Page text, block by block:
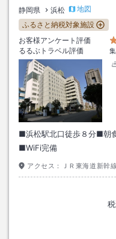
静岡県 浜松
地図
ふるさと納税対象施設
お客様アンケート評価
るるぶトラベル評価
■浜松駅北口徒歩８分■朝
■WiFi完備
アクセス： ＪＲ東海道新幹